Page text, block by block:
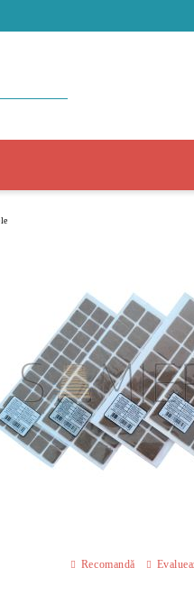
Recomandă